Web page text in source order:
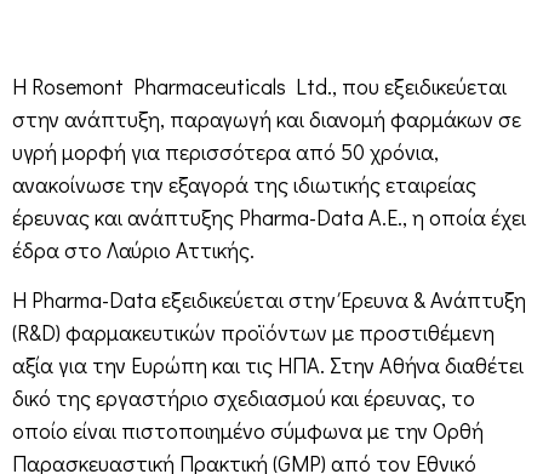
Η Rosemont Pharmaceuticals Ltd., που εξειδικεύεται
στην ανάπτυξη, παραγωγή και διανομή φαρμάκων σε
υγρή μορφή για περισσότερα από 50 χρόνια,
ανακοίνωσε την εξαγορά της ιδιωτικής εταιρείας
έρευνας και ανάπτυξης Pharma-Data Α.Ε., η οποία έχει
έδρα στο Λαύριο Αττικής.
Η Pharma-Data εξειδικεύεται στην Έρευνα & Ανάπτυξη
(R&D) φαρμακευτικών προϊόντων με προστιθέμενη
αξία για την Ευρώπη και τις ΗΠΑ. Στην Αθήνα διαθέτει
δικό της εργαστήριο σχεδιασμού και έρευνας, το
οποίο είναι πιστοποιημένο σύμφωνα με την Ορθή
Παρασκευαστική Πρακτική (GMP) από τον Εθνικό